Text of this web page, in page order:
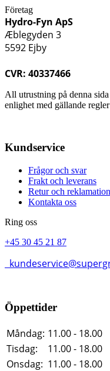
Företag
Hydro-Fyn ApS
Æblegyden 3
5592 Ejby
CVR: 40337466
All utrustning på denna
enlighet med gällande
Kundservice
Frågor och svar
Frakt och leverans
Retur och
Kontakta oss
Ring oss
+45 30 45 21 87
Öppettider
Måndag: 11.00 - 18.00
Tisdag:
11.00 - 18.00
Onsdag: 11.00 - 18.00